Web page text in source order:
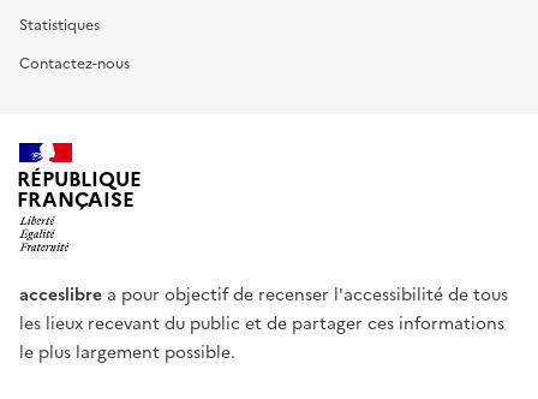
Statistiques
Contactez-nous
RÉPUBLIQUE
FRANÇAISE
acceslibre a pour objectif de recenser l'accessibilité de tous
les lieux recevant du public et de partager ces informations
le plus largement possible.